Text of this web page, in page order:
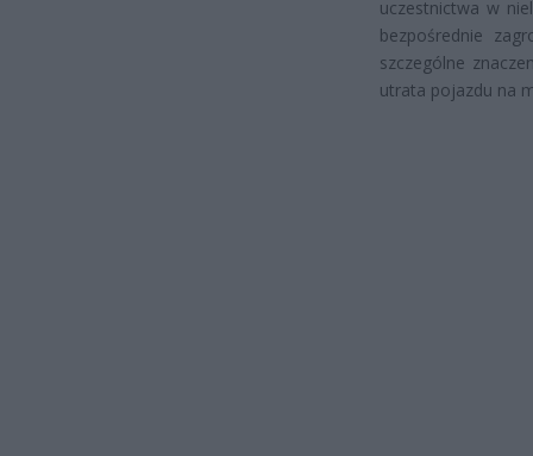
uczestnictwa w
bezpośrednie
szczególne
utrata pojazdu na